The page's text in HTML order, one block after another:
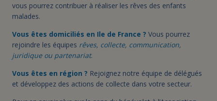
vous pourrez contribuer à réaliser les rêves des enfants
malades.
Vous êtes domiciliés en Ile de France ? Vous pourrez
rejoindre les équipes rêves, collecte, communication,
juridique ou partenariat.
Vous êtes en région ? Rejoignez notre équipe de délégués
et développez des actions de collecte dans votre secteur.